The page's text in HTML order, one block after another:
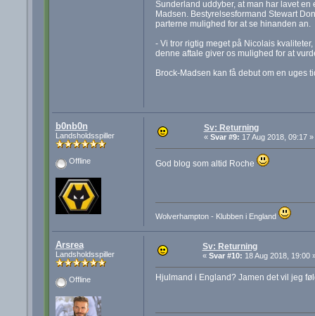
Sunderland uddyber, at man har lavet en
Madsen. Bestyrelsesformand Stewart
parterne mulighed for at se hinanden an.
- Vi tror rigtig meget på Nicolais
denne aftale giver os mulighed for at
Brock-Madsen kan få debut om en uges
b0nb0n
Landsholdsspiller
Offline
Sv: Returning
« Svar #9: 17 Aug 2018, 09:17 »
God blog som altid Roche
Wolverhampton - Klubben i England
Arsrea
Landsholdsspiller
Offline
Sv: Returning
« Svar #10: 18 Aug 2018, 19:00
Hjulmand i England? Jamen det vil jeg